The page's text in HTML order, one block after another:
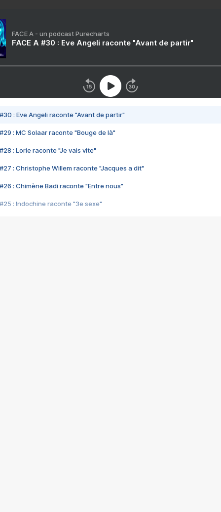
FACE A - un podcast Purecharts
FACE A #30 : Eve Angeli raconte "Avant de partir"
#30 : Eve Angeli raconte "Avant de partir"
#29 : MC Solaar raconte "Bouge de là"
#28 : Lorie raconte "Je vais vite"
#27 : Christophe Willem raconte "Jacques a dit"
#26 : Chimène Badi raconte "Entre nous"
#25 : Indochine raconte "3e sexe"